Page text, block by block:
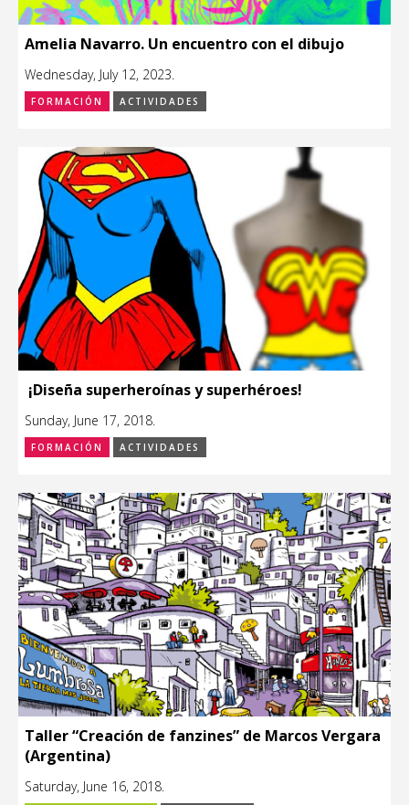
Amelia Navarro. Un encuentro con el dibujo
Wednesday, July 12, 2023.
FORMACIÓN ACTIVIDADES
¡Diseña superheroínas y superhéroes!
Sunday, June 17, 2018.
FORMACIÓN ACTIVIDADES
Taller “Creación de fanzines” de Marcos Vergara
(Argentina)
Saturday, June 16, 2018.